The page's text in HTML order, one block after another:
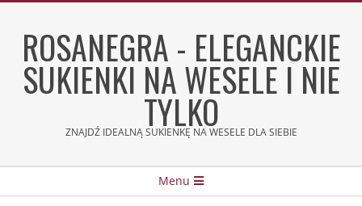
contentROSANEGRA - ELEGANCKIE
SUKIENKI NA WESELE I NIE
TYLKO
ZNAJDŹ IDEALNĄ SUKIENKĘ NA WESELE DLA SIEBIE
Menu